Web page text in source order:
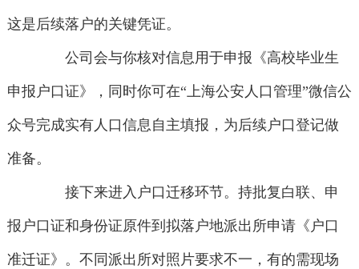
这是后续落户的关键凭证。
公司会与你核对信息用于申报《高校毕业生
申报户口证》，同时你可在“上海公安人口管理”微信公
众号完成实有人口信息自主填报，为后续户口登记做
准备。
接下来进入户口迁移环节。持批复白联、申
报户口证和身份证原件到拟落户地派出所申请《户口
准迁证》。不同派出所对照片要求不一，有的需现场